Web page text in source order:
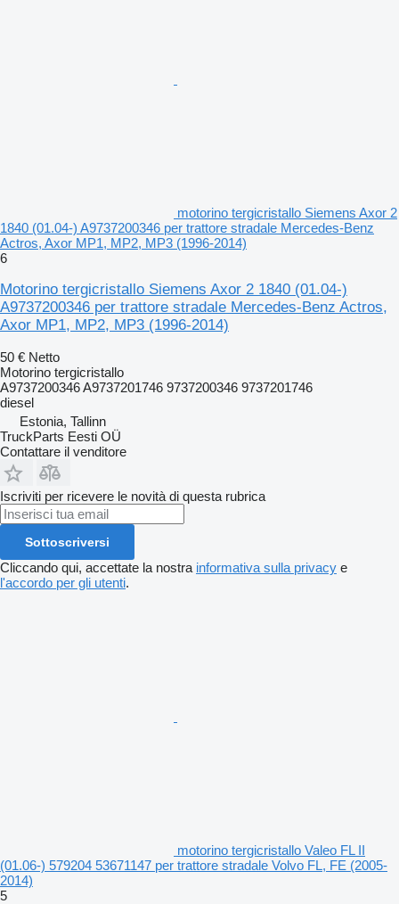
motorino tergicristallo Siemens Axor 2
1840 (01.04-) A9737200346 per trattore stradale Mercedes-Benz
Actros, Axor MP1, MP2, MP3 (1996-2014)
6
Motorino tergicristallo Siemens Axor 2 1840 (01.04-)
A9737200346 per trattore stradale Mercedes-Benz Actros,
Axor MP1, MP2, MP3 (1996-2014)
50 € Netto
Motorino tergicristallo
A9737200346 A9737201746 9737200346 9737201746
diesel
Estonia, Tallinn
TruckParts Eesti OÜ
Contattare il venditore
Iscriviti per ricevere le novità di questa rubrica
Sottoscriversi
Cliccando qui, accettate la nostra informativa sulla privacy e
l'accordo per gli utenti.
motorino tergicristallo Valeo FL II
(01.06-) 579204 53671147 per trattore stradale Volvo FL, FE (2005-
2014)
5